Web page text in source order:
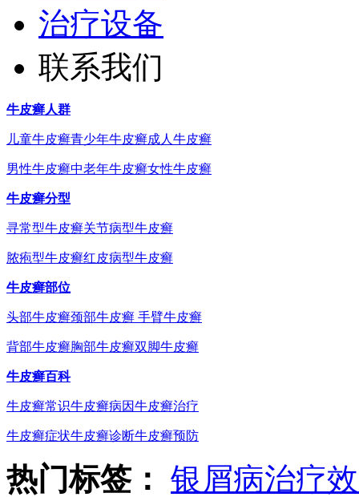
治疗设备
联系我们
牛皮癣人群
儿童牛皮癣青少年牛皮癣成人牛皮癣
男性牛皮癣中老年牛皮癣女性牛皮癣
牛皮癣分型
寻常型牛皮癣关节病型牛皮癣
脓疱型牛皮癣红皮病型牛皮癣
牛皮癣部位
头部牛皮癣颈部牛皮癣 手臂牛皮癣
背部牛皮癣胸部牛皮癣双脚牛皮癣
牛皮癣百科
牛皮癣常识牛皮癣病因牛皮癣治疗
牛皮癣症状牛皮癣诊断牛皮癣预防
热门标签： 银屑病治疗